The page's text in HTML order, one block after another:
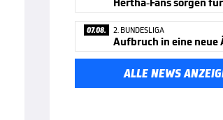
07.08. 2. BUNDESLIGA
Aufbruch in eine neue
ALLE NEWS